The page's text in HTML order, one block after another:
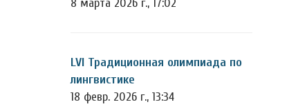
8 марта 2026 г., 17:02
LVI Традиционная олимпиада по
лингвистике
18 февр. 2026 г., 13:34